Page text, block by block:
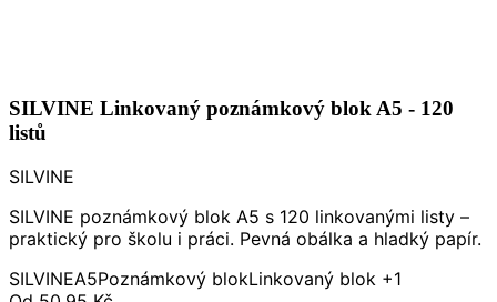
SILVINE Linkovaný poznámkový blok A5 - 120
listů
SILVINE
SILVINE poznámkový blok A5 s 120 linkovanými listy –
praktický pro školu i práci. Pevná obálka a hladký papír.
SILVINEA5Poznámkový blokLinkovaný blok +1